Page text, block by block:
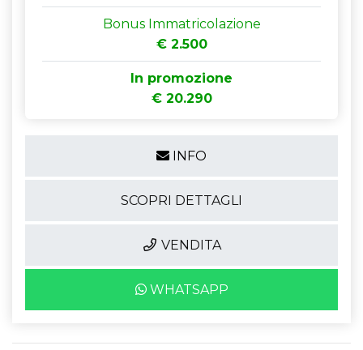
Bonus Immatricolazione
€ 2.500
In promozione
€ 20.290
INFO
SCOPRI DETTAGLI
VENDITA
WHATSAPP